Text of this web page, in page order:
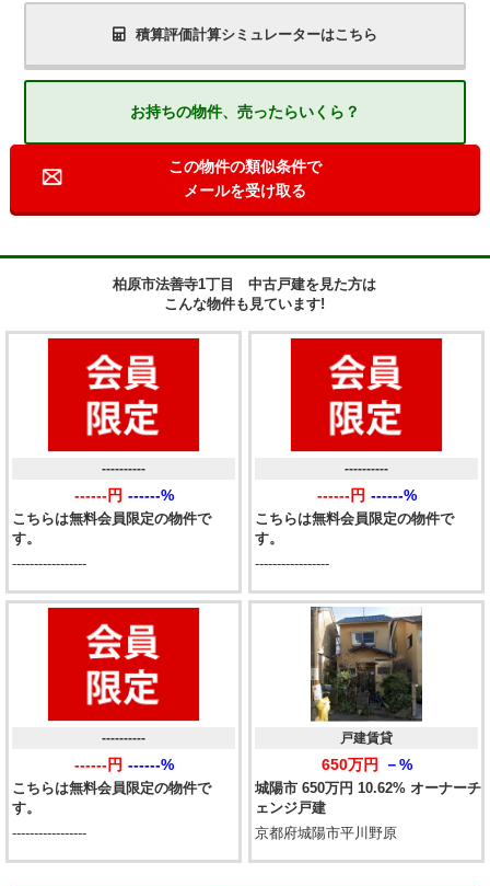
積算評価計算シミュレーターはこちら
お持ちの物件、売ったらいくら？
この物件の類似条件で
メールを受け取る
柏原市法善寺1丁目 中古戸建を見た方は
こんな物件も見ています!
こちらは無料会員限定の物件で
す。
----------
------円 ------%
-----------------
こちらは無料会員限定の物件で
す。
----------
------円 ------%
-----------------
こちらは無料会員限定の物件で
す。
----------
------円 ------%
-----------------
城陽市 650万円 10.62% オーナーチ
ェンジ戸建
戸建賃貸
650万円 －%
京都府城陽市平川野原